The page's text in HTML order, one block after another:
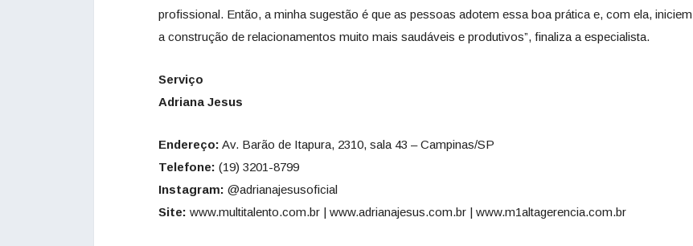
profissional. Então, a minha sugestão é que as pessoas adotem essa boa prática e, com ela, iniciem
a construção de relacionamentos muito mais saudáveis e produtivos”, finaliza a especialista.
Serviço
Adriana Jesus
Endereço: Av. Barão de Itapura, 2310, sala 43 – Campinas/SP
Telefone: (19) 3201-8799
Instagram: @adrianajesusoficial
Site: www.multitalento.com.br | www.adrianajesus.com.br | www.m1altagerencia.com.br